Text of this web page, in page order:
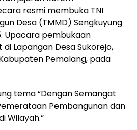
resmi membuka TNI
Desa (TMMD) Sengkuyung
Upacara pembukaan
Lapangan Desa Sukorejo,
Pemalang, pada
tema “Dengan Semangat
Pembangunan dan
Wilayah.”